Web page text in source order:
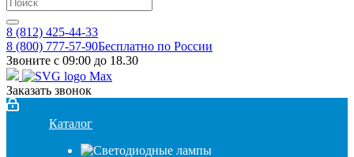
8 (812) 425-44-33
8 (800) 777-57-90Бесплатно по России
Звоните с 09:00 до 18.30
Заказать звонок
Каталог